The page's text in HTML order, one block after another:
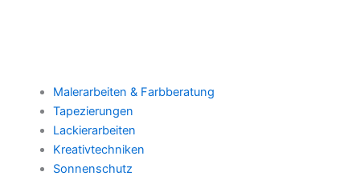
Malerarbeiten & Farbberatung
Tapezierungen
Lackierarbeiten
Kreativtechniken
Sonnenschutz